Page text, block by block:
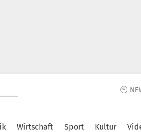
🕙
Wirtschaft Sport Kultur